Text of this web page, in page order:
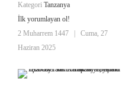
Kategori Tanzanya
İlk yorumlayan ol!
2 Muharrem 1447
Cuma, 27
Haziran 2025